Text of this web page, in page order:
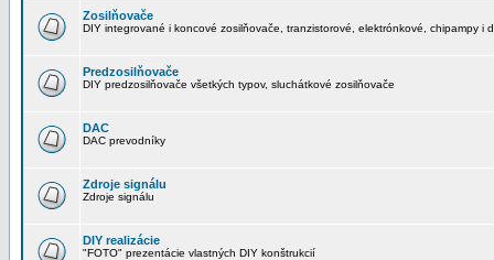
Zosilňovače
DIY integrované i koncové zosilňovače, tranzistorové, elektrónkové, chipampy i
Predzosilňovače
DIY predzosilňovače všetkých typov, sluchátkové zosilňovače
DAC
DAC prevodníky
Zdroje signálu
Zdroje signálu
DIY realizácie
"FOTO" prezentácie vlastných DIY konštrukcií